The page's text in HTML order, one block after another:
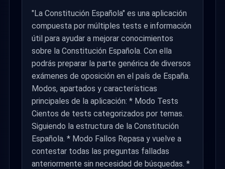
"La Constitución Española" es una aplicación
compuesta por múltiples tests e información
útil para ayudar a mejorar conocimientos
sobre la Constitución Española. Con ella
podrás preparar la parte genérica de diversos
exámenes de oposición en el país de España.
Modos, apartados y características
principales de la aplicación: * Modo Tests
Cientos de tests categorizados por temas.
Siguiendo la estructura de la Constitución
Española. * Modo Fallos Repasa y vuelve a
contestar todas las preguntas falladas
anteriormente sin necesidad de búsquedas. *